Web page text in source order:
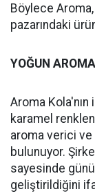
Böylece
pazarındaki
YOĞUN
Aroma
karamel
aroma verici ve
bulunuyor.
sayesinde
geliştirildiğini